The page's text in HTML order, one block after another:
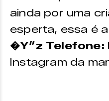
ainda por uma
esperta, essa é
�Y”z Telefone:
Instagram da